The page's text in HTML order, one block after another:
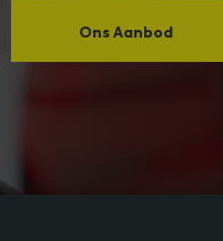
Ons Aanbod​​